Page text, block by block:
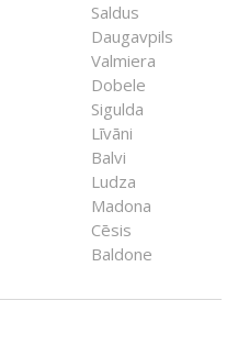
Saldus
Daugavpils
Valmiera
Dobele
Sigulda
Līvāni
Balvi
Ludza
Madona
Cēsis
Baldone